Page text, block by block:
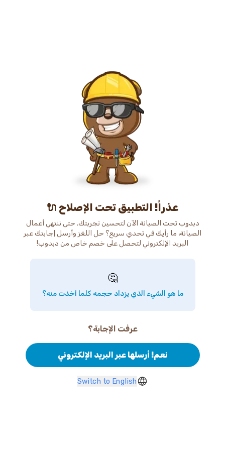
عذراً! التطبيق تحت الإصلاح 🔌
دبدوب تحت الصيانة الآن لتحسين تجربتك. حتى ننتهي أعمال
الصيانة، ما رأيك في تحدي سريع؟ حل اللغز وأرسل إجابتك عبر
البريد الإلكتروني لتحصل على خصم خاص من دبدوب!
🤔
ما هو الشيء الذي يزداد حجمه كلما أخذت منه؟
عرفت الإجابة؟
نعم! أرسلها عبر البريد الإلكتروني
Switch to English